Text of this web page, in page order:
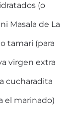
(o
Masala de La
tamari (para
virgen extra
cucharadita
el marinado)